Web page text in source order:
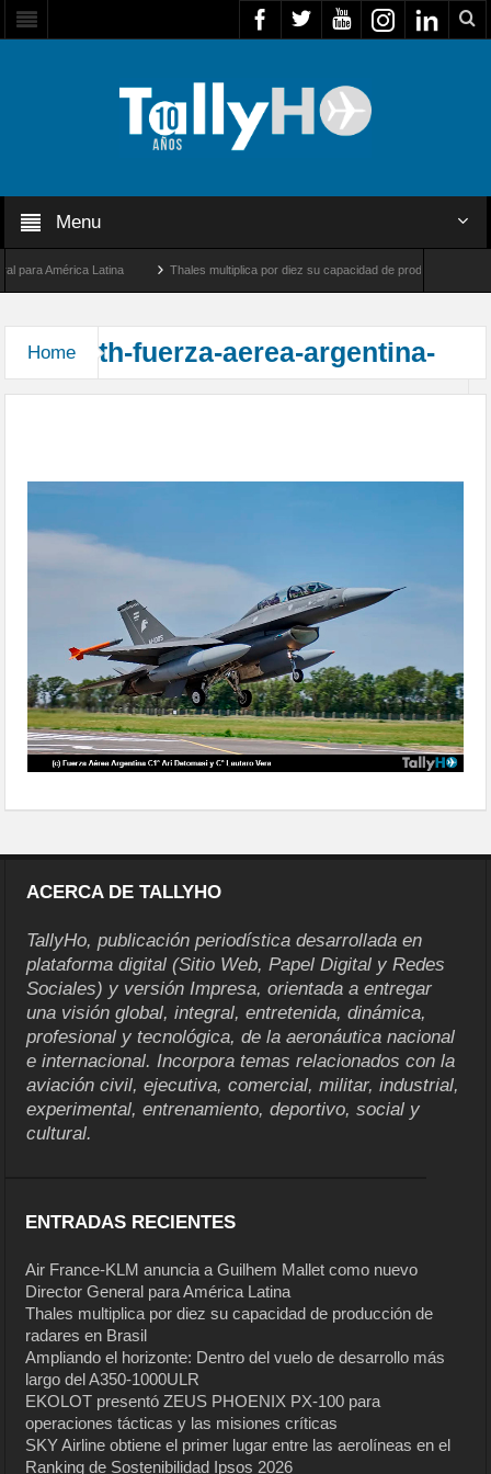
Menu
América Latina Thales multiplica por diez su capacidad de producción de
Home th-fuerza-aerea-argentina-
ACERCA DE TALLYHO
TallyHo, publicación periodística desarrollada en
plataforma digital (Sitio Web, Papel Digital y Redes
Sociales) y versión Impresa, orientada a entregar
una visión global, integral, entretenida, dinámica,
profesional y tecnológica, de la aeronáutica nacional
e internacional. Incorpora temas relacionados con la
aviación civil, ejecutiva, comercial, militar, industrial,
experimental, entrenamiento, deportivo, social y
cultural.
ENTRADAS RECIENTES
Air France-KLM anuncia a Guilhem Mallet como nuevo
Director General para América Latina
Thales multiplica por diez su capacidad de producción de
radares en Brasil
Ampliando el horizonte: Dentro del vuelo de desarrollo más
largo del A350-1000ULR
EKOLOT presentó ZEUS PHOENIX PX-100 para
operaciones tácticas y las misiones críticas
SKY Airline obtiene el primer lugar entre las aerolíneas en el
Ranking de Sostenibilidad Ipsos 2026